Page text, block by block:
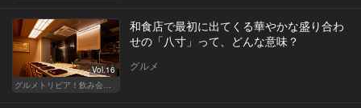
Vol.16
グルメトリビア！飲み会やデートで会話のネタになるQ＆A
和食店で最初に出てくる華やかな盛り合わ
せの「八寸」って、どんな意味？
グルメ